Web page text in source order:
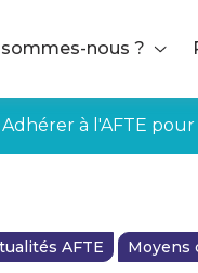
nous ?
Adhérer à l'AFTE
AFTE Moyens